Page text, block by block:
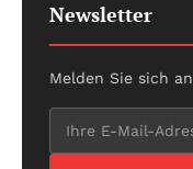
Newsletter
Melden Sie sich